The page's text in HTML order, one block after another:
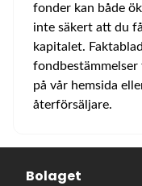
fonder kan både
inte säkert att du
kapitalet.
på vår hemsida
återförsäljare.
Bolaget